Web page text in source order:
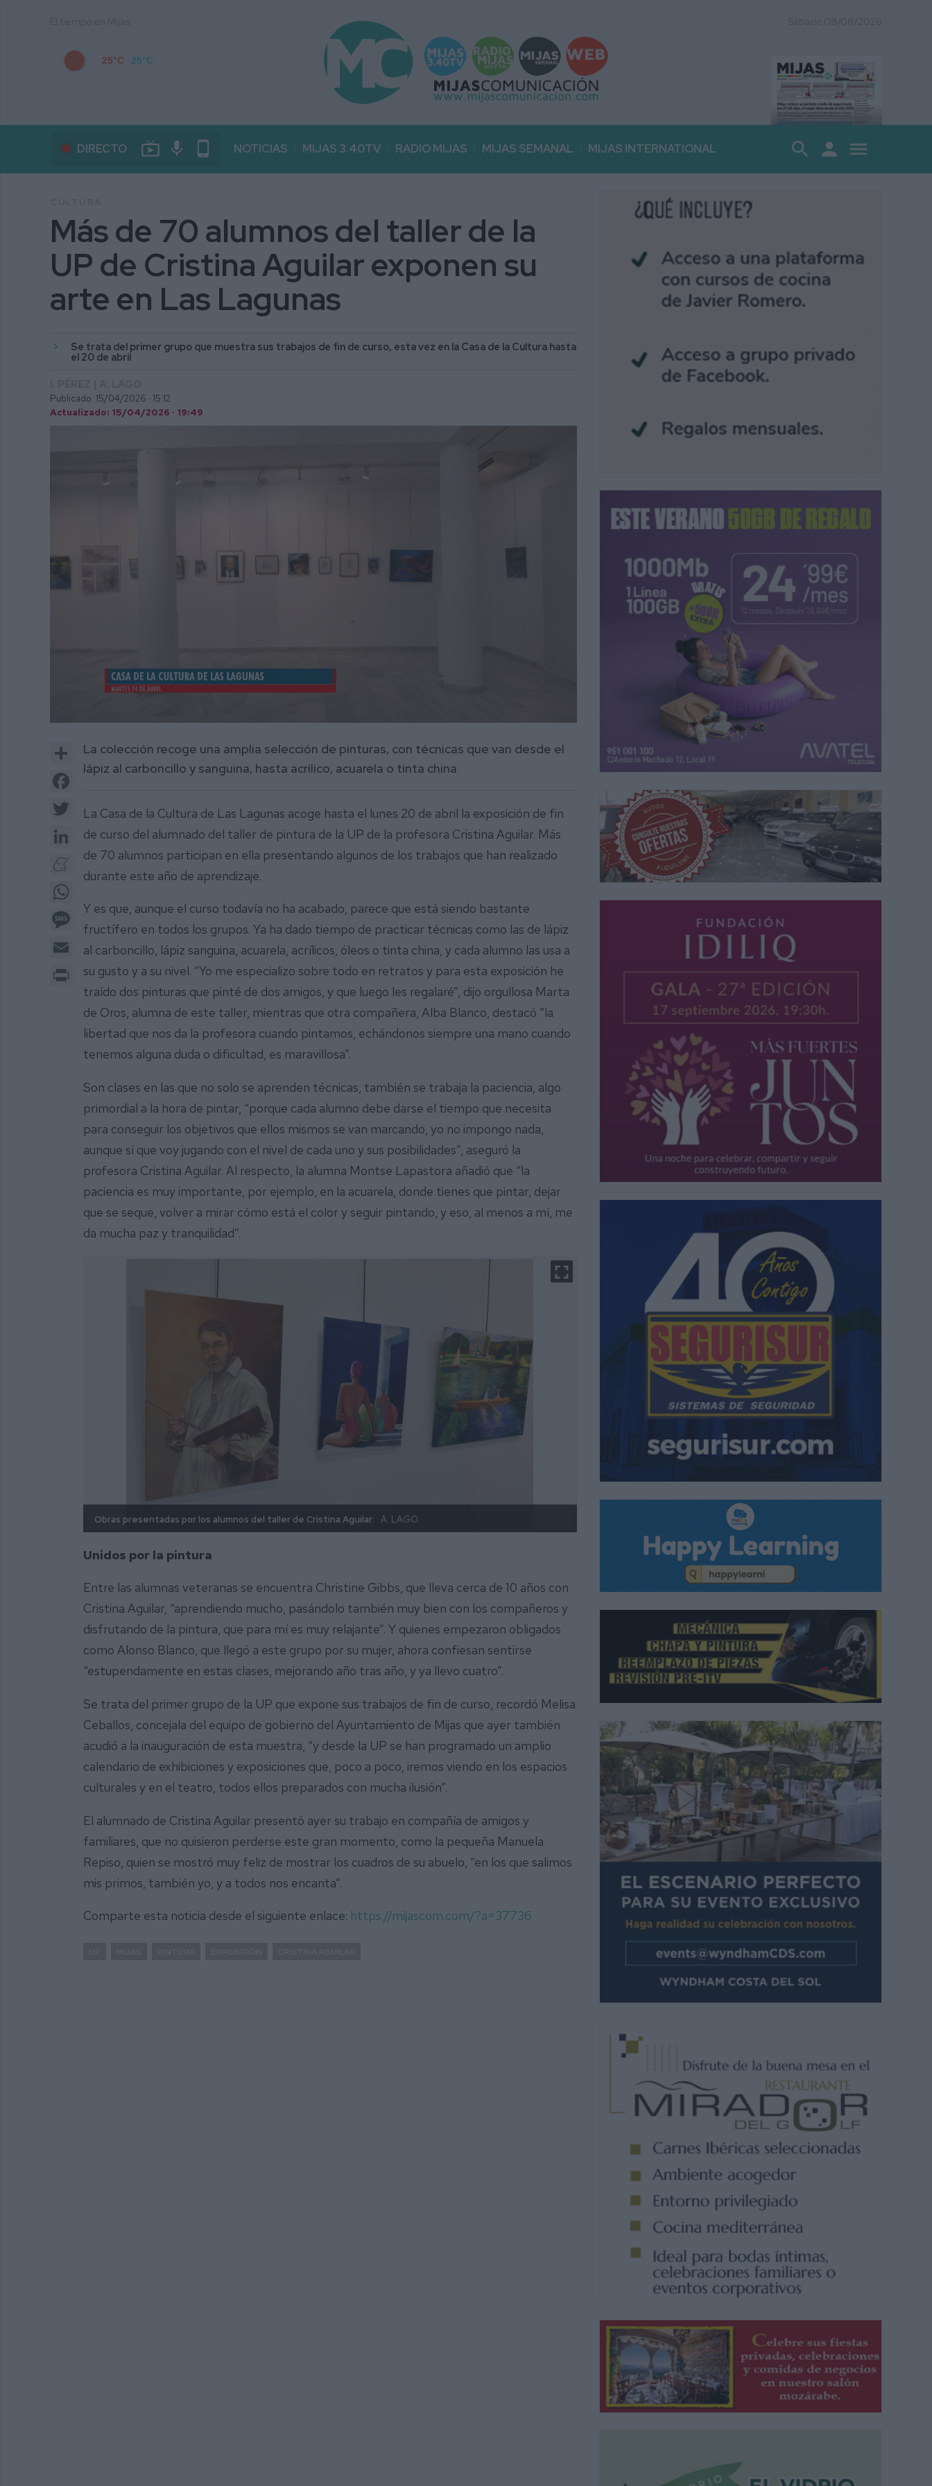
25°C 25°C
DIRECTO live_tv mic phone_android NOTICIAS MIJAS 3.40TV RADIO MIJAS MIJAS SEMANAL MIJAS INTERNATIONAL search person menu
Más de 70 alumnos del taller de la
UP de Cristina Aguilar exponen su
arte en Las Lagunas
Se trata del primer grupo que muestra sus trabajos de fin de curso, esta vez en la Casa de la Cultura hasta
el 20 de abril
Publicado: 15/04/2026 · 15:12
Actualizado: 15/04/2026 · 19:49
2
minutes,
10
seconds
Share
Facebook
LinkedIn
Meneame
Message
Print
La colección recoge una amplia selección de pinturas, con técnicas que van desde el
lápiz al carboncillo y sanguina, hasta acrílico, acuarela o tinta china
La Casa de la Cultura de Las Lagunas acoge hasta el lunes 20 de abril la exposición de fin
de curso del alumnado del taller de pintura de la UP de la profesora Cristina Aguilar. Más
de 70 alumnos participan en ella presentando algunos de los trabajos que han realizado
durante este año de aprendizaje.
Y es que, aunque el curso todavía no ha acabado, parece que está siendo bastante
fructífero en todos los grupos. Ya ha dado tiempo de practicar técnicas como las de lápiz
al carboncillo, lápiz sanguina, acuarela, acrílicos, óleos o tinta china, y cada alumno las usa a
su gusto y a su nivel. “Yo me especializo sobre todo en retratos y para esta exposición he
traído dos pinturas que pinté de dos amigos, y que luego les regalaré”, dijo orgullosa Marta
de Oros, alumna de este taller, mientras que otra compañera, Alba Blanco, destacó “la
libertad que nos da la profesora cuando pintamos, echándonos siempre una mano cuando
tenemos alguna duda o dificultad, es maravillosa”.
Son clases en las que no solo se aprenden técnicas, también se trabaja la paciencia, algo
primordial a la hora de pintar, “porque cada alumno debe darse el tiempo que necesita
para conseguir los objetivos que ellos mismos se van marcando, yo no impongo nada,
aunque sí que voy jugando con el nivel de cada uno y sus posibilidades”, aseguró la
profesora Cristina Aguilar. Al respecto, la alumna Montse Lapastora añadió que “la
paciencia es muy importante, por ejemplo, en la acuarela, donde tienes que pintar, dejar
que se seque, volver a mirar cómo está el color y seguir pintando, y eso, al menos a mí, me
da mucha paz y tranquilidad”.
Obras presentadas por los alumnos del taller de Cristina Aguilar. A. LAGO. Obras presentadas por los alumnos del taller de Cristina Aguilar.
Unidos por la pintura
Entre las alumnas veteranas se encuentra Christine Gibbs, que lleva cerca de 10 años con
Cristina Aguilar, “aprendiendo mucho, pasándolo también muy bien con los compañeros y
disfrutando de la pintura, que para mí es muy relajante”. Y quienes empezaron obligados
como Alonso Blanco, que llegó a este grupo por su mujer, ahora confiesan sentirse
“estupendamente en estas clases, mejorando año tras año, y ya llevo cuatro”.
Se trata del primer grupo de la UP que expone sus trabajos de fin de curso, recordó Melisa
Ceballos, concejala del equipo de gobierno del Ayuntamiento de Mijas que ayer también
acudió a la inauguración de esta muestra, “y desde la UP se han programado un amplio
calendario de exhibiciones y exposiciones que, poco a poco, iremos viendo en los espacios
culturales y en el teatro, todos ellos preparados con mucha ilusión”.
El alumnado de Cristina Aguilar presentó ayer su trabajo en compañía de amigos y
familiares, que no quisieron perderse este gran momento, como la pequeña Manuela
Repiso, quien se mostró muy feliz de mostrar los cuadros de su abuelo, “en los que salimos
mis primos, también yo, y a todos nos encanta”.
Comparte esta noticia desde el siguiente enlace: https://mijascom.com/?a=37736